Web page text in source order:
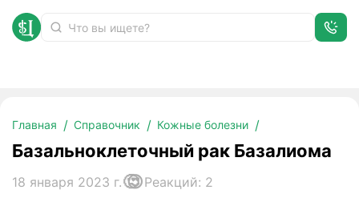
Главная Справочник Кожные болезни
Базальноклеточный рак Базалиома
Базальноклеточный рак Базалиома
18 января 2023 г. Реакций: 2